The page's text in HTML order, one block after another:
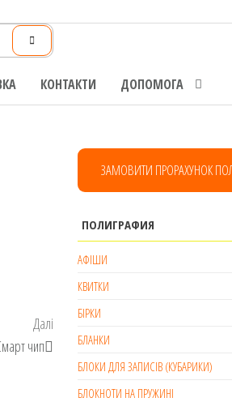
КОНТАКТИ ДОПОМОГА
Наступний
запис
Далі
чип
ЗАМОВИТИ ПРОРАХУНОК
ПОЛИГРАФИЯ
АФІШИ
КВИТКИ
БІРКИ
БЛАНКИ
БЛОКИ ДЛЯ ЗАПИСІВ (КУБАРИКИ)
БЛОКНОТИ НА ПРУЖИНІ